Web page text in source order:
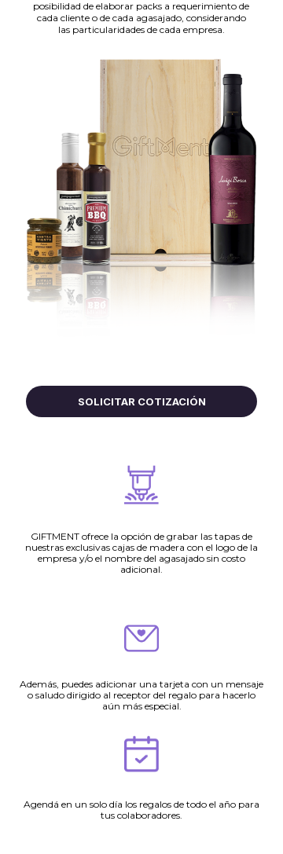
posibilidad de elaborar packs a requerimiento de
cada cliente o de cada agasajado, considerando
las particularidades de cada empresa.
SOLICITAR COTIZACIÓN
​GIFTMENT ofrece la opción de grabar las tapas de
nuestras exclusivas cajas de madera con el logo de la
empresa y/o el nombre del agasajado sin costo
adicional.
​Además, puedes adicionar una tarjeta con un mensaje
o saludo dirigido al receptor del regalo para hacerlo
aún más especial.​
Agendá en un solo día los regalos de todo el año para
tus colaboradores.